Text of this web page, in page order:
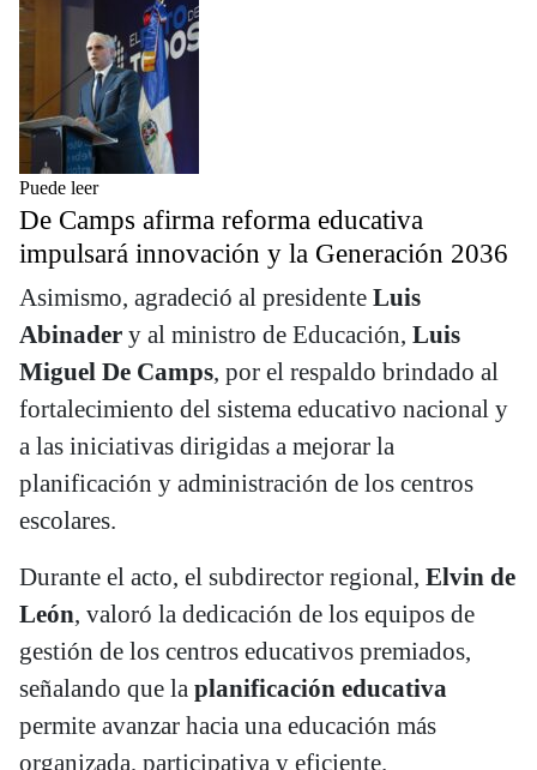
Puede leer
De Camps afirma reforma educativa
impulsará innovación y la Generación 2036
Asimismo, agradeció al presidente Luis
Abinader y al ministro de Educación, Luis
Miguel De Camps, por el respaldo brindado al
fortalecimiento del sistema educativo nacional y
a las iniciativas dirigidas a mejorar la
planificación y administración de los centros
escolares.
Durante el acto, el subdirector regional, Elvin de
León, valoró la dedicación de los equipos de
gestión de los centros educativos premiados,
señalando que la planificación educativa
permite avanzar hacia una educación más
organizada, participativa y eficiente.